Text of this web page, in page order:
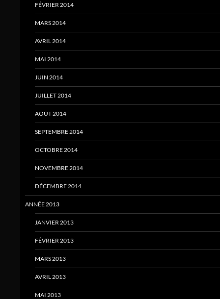
FÉVRIER 2014
MARS 2014
AVRIL 2014
MAI 2014
JUIN 2014
JUILLET 2014
AOÛT 2014
SEPTEMBRE 2014
OCTOBRE 2014
NOVEMBRE 2014
DÉCEMBRE 2014
ANNÉE 2013
JANVIER 2013
FÉVRIER 2013
MARS 2013
AVRIL 2013
MAI 2013